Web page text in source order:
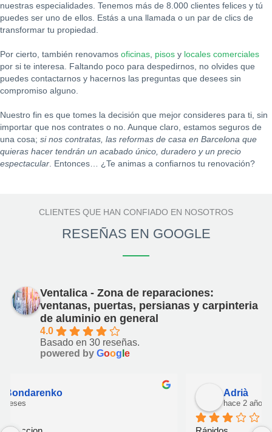
nuestras especialidades. Tenemos más de 8.000 clientes felices y tú
puedes ser uno de ellos. Estás a una llamada o un par de clics de
transformar tu propiedad.
Por cierto, también renovamos oficinas pisos y locales comerciales
por si te interesa. Faltando poco para despedirnos, no olvides que
puedes contactarnos y hacernos las preguntas que desees sin
compromiso alguno.
Nuestro fin es que tomes la decisión que mejor consideres para ti, sin
importar que nos contrates o no. Aunque claro, estamos seguros de
una cosa; si nos contratas, las reformas de casa en Barcelona que
quieras hacer tendrán un acabado único, duradero y un precio
espectacular . Entonces… ¿Te animas a confiarnos tu renovación?
CLIENTES QUE HAN CONFIADO EN NOSOTROS
RESEÑAS EN GOOGLE
Ventalica - Zona de reparaciones:
ventanas, puertas, persianas y carpinteria
de aluminio en general
4.0
Basado en 30 reseñas.
powered by Goog e
Adrià